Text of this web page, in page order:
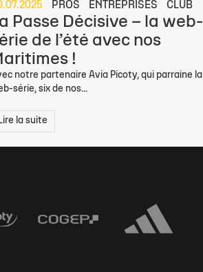
PROS ENTREPRISES CLUB
Passe Décisive – la web-
de l’été avec nos
!
notre partenaire Avia Picoty, qui parraine la
série, six de nos...
Lire la suite